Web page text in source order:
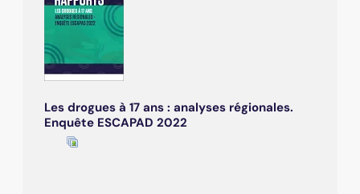
Les drogues à 17 ans : analyses régionales.
Enquête ESCAPAD 2022